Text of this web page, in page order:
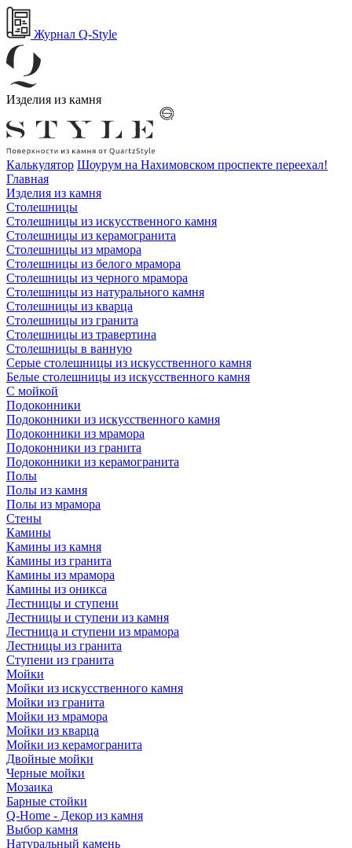
Журнал Q-Style
Изделия из камня
Калькулятор Шоурум на Нахимовском проспекте переехал!
Главная
Изделия из камня
Столешницы
Столешницы из искусственного камня
Столешницы из керамогранита
Столешницы из мрамора
Столешницы из белого мрамора
Столешницы из черного мрамора
Столешницы из натурального камня
Столешницы из кварца
Столешницы из гранита
Столешницы из травертина
Столешницы в ванную
Серые столешницы из искусственного камня
Белые столешницы из искусственного камня
С мойкой
Подоконники
Подоконники из искусственного камня
Подоконники из мрамора
Подоконники из гранита
Подоконники из керамогранита
Полы
Полы из камня
Полы из мрамора
Стены
Камины
Камины из камня
Камины из гранита
Камины из мрамора
Камины из оникса
Лестницы и ступени
Лестницы и ступени из камня
Лестница и ступени из мрамора
Лестницы из гранита
Ступени из гранита
Мойки
Мойки из искусственного камня
Мойки из гранита
Мойки из мрамора
Мойки из кварца
Мойки из керамогранита
Двойные мойки
Черные мойки
Мозаика
Барные стойки
Q-Home - Декор из камня
Выбор камня
Натуральный камень